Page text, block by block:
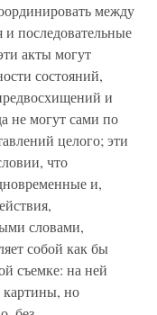
между
и последовательные
акты могут
состояний,
и
не могут сами по
целого; эти
что
и,
словами,
собой как бы
съемке: на ней
картины, но